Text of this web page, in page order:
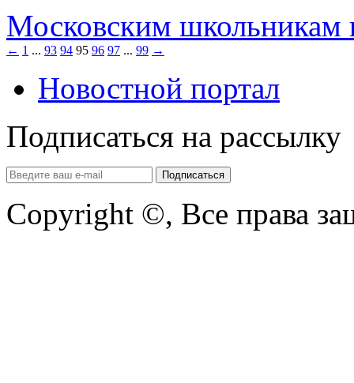
Московским школьникам
← 1 ... 93 94 95 96 97 ... 99 →
Новостной портал
Подписаться на рассылку
Copyright ©, Все права